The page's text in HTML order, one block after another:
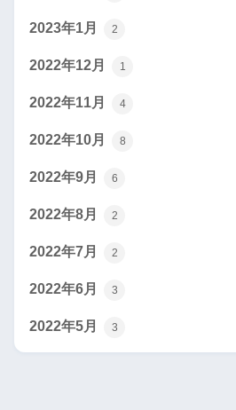
2023年1月 2
2022年12月 1
2022年11月 4
2022年10月 8
2022年9月 6
2022年8月 2
2022年7月 2
2022年6月 3
2022年5月 3